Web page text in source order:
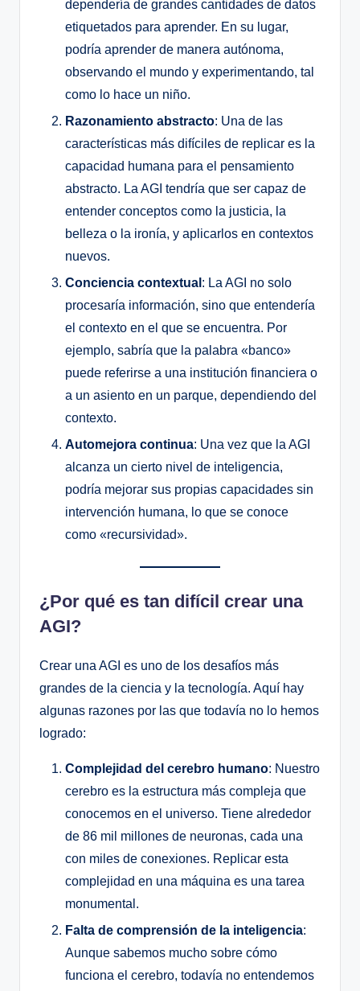
dependería de grandes cantidades de datos
etiquetados para aprender. En su lugar,
podría aprender de manera autónoma,
observando el mundo y experimentando, tal
como lo hace un niño.
Razonamiento abstracto: Una de las
características más difíciles de replicar es la
capacidad humana para el pensamiento
abstracto. La AGI tendría que ser capaz de
entender conceptos como la justicia, la
belleza o la ironía, y aplicarlos en contextos
nuevos.
Conciencia contextual : La AGI no solo
procesaría información, sino que entendería
el contexto en el que se encuentra. Por
ejemplo, sabría que la palabra «banco»
puede referirse a una institución financiera o
a un asiento en un parque, dependiendo del
contexto.
Automejora continua: Una vez que la AGI
alcanza un cierto nivel de inteligencia,
podría mejorar sus propias capacidades sin
intervención humana, lo que se conoce
como «recursividad».
¿Por qué es tan difícil crear una
AGI?
Crear una AGI es uno de los desafíos más
grandes de la ciencia y la tecnología. Aquí hay
algunas razones por las que todavía no lo hemos
logrado:
Complejidad del cerebro humano: Nuestro
cerebro es la estructura más compleja que
conocemos en el universo. Tiene alrededor
de 86 mil millones de neuronas, cada una
con miles de conexiones. Replicar esta
complejidad en una máquina es una tarea
monumental.
Falta de comprensión de la inteligencia:
Aunque sabemos mucho sobre cómo
funciona el cerebro, todavía no entendemos